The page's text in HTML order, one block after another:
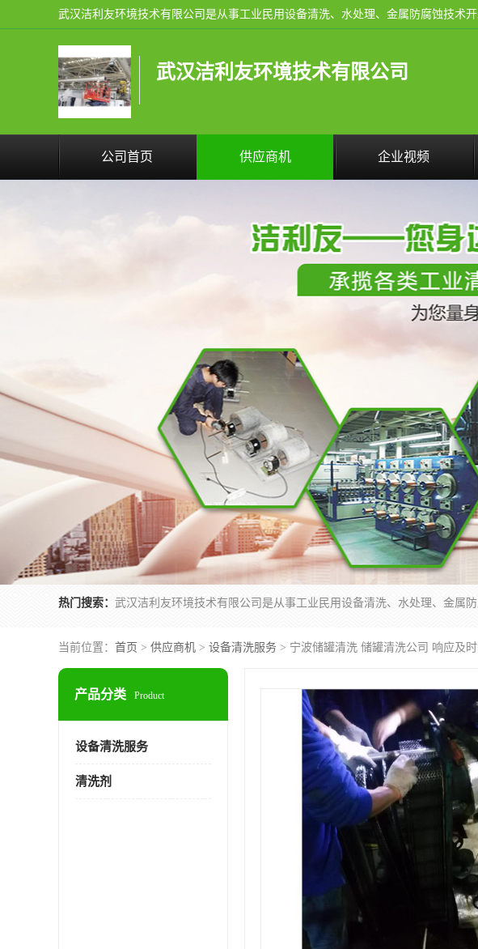
武汉洁利友环境技术有限公司
公司首页 供应商机 企业视频
热门搜索：
当前位置： 首页 > 供应商机 > 设备清洗服务 > 宁波储罐清洗 储罐清洗公司 响应及时
产品分类 Product
设备清洗服务
清洗剂